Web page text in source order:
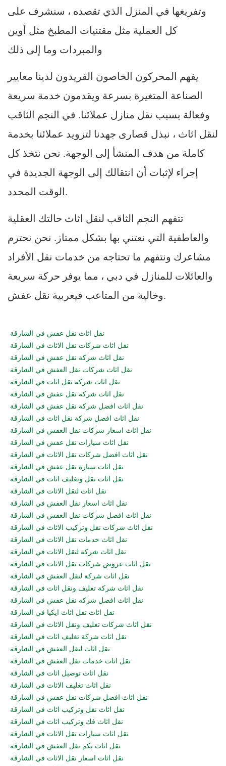
وتفريغها في المنزل الذي تقصده ، سنشرف على
كل العملية مثل مقتنيات المطبخ مثل أوين
والمبردات وما إلى ذلك
يفهم المحركون الخاصون الفريدون لدينا معايير
الصناعة المتغيرة بسرعة ويقدمون خدمة سريعة
وفعالة بسبب نقل منازل عملائنا. في النجم الثاقب
لنقل اثاث ، نبذل قصارى جهدنا لتزويد عملائنا بخدمة
كاملة من هدف المنشأ إلى الوجهة. نحن نتخذ كل
إجراء لإثبات أن انتقالك إلى الوجهة الجديدة في
الوقت المحدد.
تتفهم النجم الثاقب لنقل اثاث حالتك العقلية
والعاطفية التي نعتني بها بشكل ممتاز. نحن نحترم
مشاعرك ونتفهم ما تحتاجه من خدمات نقل الأفراد
والعائلات للمنازل في دبي ، مما يوفر حركة سريعة
وخالية من المتاعب فيعربية نقل عفش.
نقل اثاث نقل عفش في الشارقة
نقل اثاث شركات نقل الاثاث في الشارقة
نقل اثاث شركة نقل عفش في الشارقة
نقل اثاث شركات نقل العفش في الشارقة
نقل اثاث شركه نقل اثاث في الشارقة
نقل اثاث شركه نقل عفش في الشارقة
نقل اثاث افضل شركة نقل عفش في الشارقة
نقل اثاث افضل شركة نقل اثاث في الشارقة
نقل اثاث اسعار شركات نقل العفش في الشارقة
نقل اثاث سيارات نقل عفش في الشارقة
نقل اثاث افضل شركات نقل الاثاث في الشارقة
نقل اثاث سيارة نقل عفش في الشارقة
نقل اثاث نقل وتغليف اثاث في الشارقة
نقل اثاث لنقل الاثاث في الشارقة
نقل اثاث اسعار نقل العفش في الشارقة
نقل اثاث افضل شركات نقل العفش في الشارقة
نقل اثاث شركات نقل وتركيب الاثاث في الشارقة
نقل اثاث خدمات نقل الاثاث في الشارقة
نقل اثاث شركة لنقل الاثاث في الشارقة
نقل اثاث عروض شركات نقل الاثاث في الشارقة
نقل اثاث شركة لنقل العفش في الشارقة
نقل اثاث شركة تغليف ونقل اثاث في الشارقة
نقل اثاث افضل شركه نقل عفش في الشارقة
نقل اثاث نقل اثاث ايكيا في الشارقة
نقل اثاث شركات تغليف ونقل الاثاث في الشارقة
نقل اثاث شركة تغليف اثاث في الشارقة
نقل اثاث لنقل العفش في الشارقة
نقل اثاث خدمات نقل العفش في الشارقة
نقل اثاث توصيل اثاث في الشارقة
نقل اثاث تغليف الاثاث في الشارقة
نقل اثاث افضل شركات نقل عفش في الشارقة
نقل اثاث نقل وتركيب اثاث في الشارقة
نقل اثاث فك وتركيب اثاث في الشارقة
نقل اثاث سيارات نقل الاثاث في الشارقة
نقل اثاث بكم نقل العفش في الشارقة
نقل اثاث اسعار نقل الاثاث في الشارقة